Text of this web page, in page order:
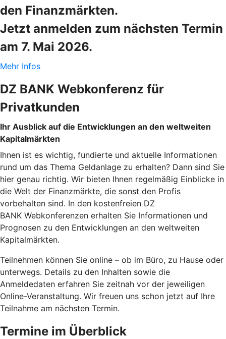
den Finanzmärkten.
Jetzt anmelden zum nächsten Termin
am 7. Mai 2026.
Mehr Infos
DZ BANK Webkonferenz für
Privatkunden
Ihr Ausblick auf die Entwicklungen an den weltweiten
Kapitalmärkten
Ihnen ist es wichtig, fundierte und aktuelle Informationen
rund um das Thema Geldanlage zu erhalten? Dann sind Sie
hier genau richtig. Wir bieten Ihnen regelmäßig Einblicke in
die Welt der Finanzmärkte, die sonst den Profis
vorbehalten sind. In den kostenfreien DZ
BANK Webkonferenzen erhalten Sie Informationen und
Prognosen zu den Entwicklungen an den weltweiten
Kapitalmärkten.
Teilnehmen können Sie online – ob im Büro, zu Hause oder
unterwegs. Details zu den Inhalten sowie die
Anmeldedaten erfahren Sie zeitnah vor der jeweiligen
Online-Veranstaltung. Wir freuen uns schon jetzt auf Ihre
Teilnahme am nächsten Termin.
Termine im Überblick